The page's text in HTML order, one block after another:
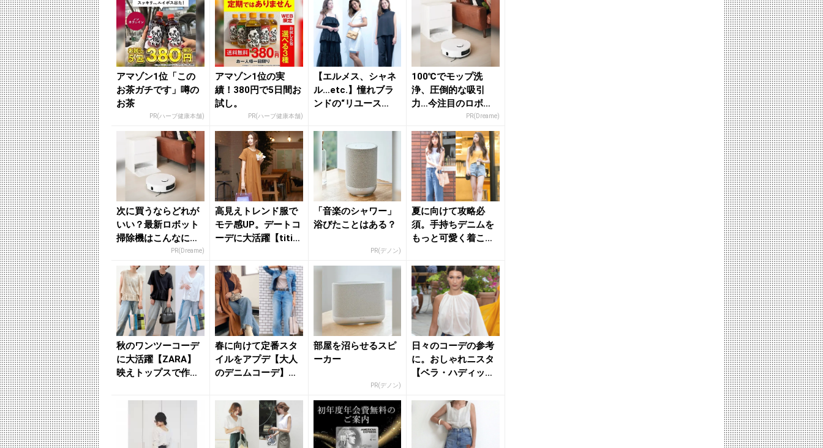
アマゾン1位「この
お茶ガチです」噂の
お茶
PR(ハーブ健康本舗)
アマゾン1位の実
績！380円で5日間お
試し。
PR(ハーブ健康本舗)
【エルメス、シャネ
ル…etc.】憧れブラ
ンドの“リユース
洗...
100℃でモップ洗
浄、圧倒的な吸引
力…今注目のロボッ
PR(Dreame)
次に買うならどれが
いい？最新ロボット
掃除機はこんなに進
PR(Dreame)
高見えトレンド服で
モテ感UP。デートコ
ーデに大活躍【titiv
「音楽のシャワー」
浴びたことはある？
PR(デノン)
夏に向けて攻略必
須。手持ちデニムを
もっと可愛く着こな
テ”５つ -...
秋のワンツーコーデ
に大活躍【ZARA】
映えトップスで作る
３つ ...
春に向けて定番スタ
イルをアプデ【大人
のデニムコーデ】着
きれ...
部屋を沼らせるスピ
ーカー
PR(デノン)
日々のコーデの参考
に。おしゃれニスタ
【ベラ・ハディッ
ョンルール...